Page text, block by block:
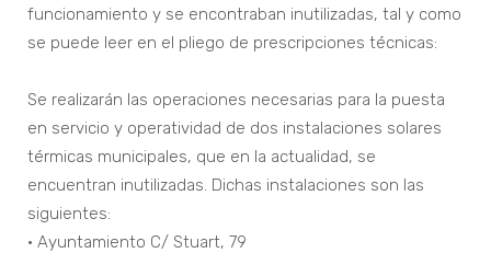
funcionamiento y se encontraban inutilizadas, tal y como
se puede leer en el pliego de prescripciones técnicas:
Se realizarán las operaciones necesarias para la puesta
en servicio y operatividad de dos instalaciones solares
térmicas municipales, que en la actualidad, se
encuentran inutilizadas. Dichas instalaciones son las
siguientes:
• Ayuntamiento C/ Stuart, 79